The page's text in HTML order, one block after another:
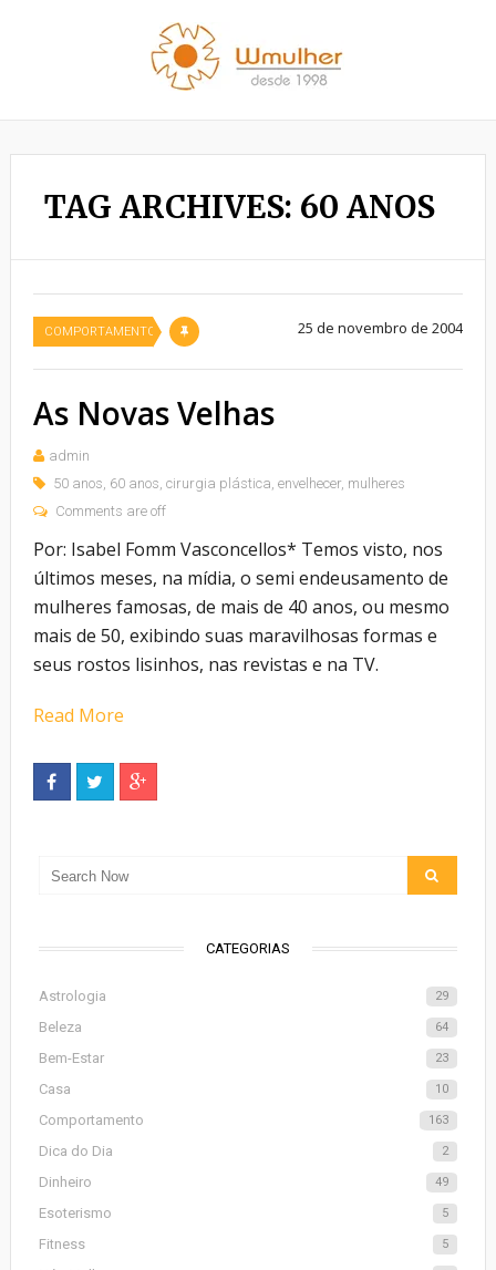
TAG ARCHIVES: 60 ANOS
COMPORTAMENTO 25 de novembro de 2004
As Novas Velhas
admin
50 anos, 60 anos, cirurgia plástica, envelhecer, mulheres
Comments are off
Por: Isabel Fomm Vasconcellos* Temos visto, nos
últimos meses, na mídia, o semi endeusamento de
mulheres famosas, de mais de 40 anos, ou mesmo
mais de 50, exibindo suas maravilhosas formas e
seus rostos lisinhos, nas revistas e na TV.
Read More
CATEGORIAS
Astrologia 29
Beleza 64
Bem-Estar 23
Casa 10
Comportamento 163
Dica do Dia 2
Dinheiro 49
Esoterismo 5
Fitness 5